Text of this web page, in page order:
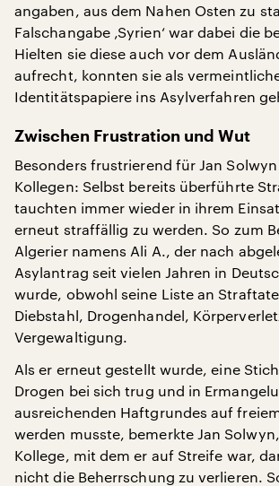
angaben, aus dem Nahen Osten zu
Falschangabe ‚Syrien‘ war dabei die
Hielten sie diese auch vor dem
aufrecht, konnten sie als
Identitätspapiere ins Asylverfahren
Zwischen Frustration und Wut
Besonders frustrierend für Jan
Kollegen: Selbst bereits überführte
tauchten immer wieder in ihrem
erneut straffällig zu werden. So zum
Algerier namens Ali A., der nach
Asylantrag seit vielen Jahren in
wurde, obwohl seine Liste an
Diebstahl, Drogenhandel,
Vergewaltigung.
Als er erneut gestellt wurde, eine
Drogen bei sich trug und in
ausreichenden Haftgrundes auf
werden musste, bemerkte Jan
Kollege, mit dem er auf Streife war,
nicht die Beherrschung zu verlieren.